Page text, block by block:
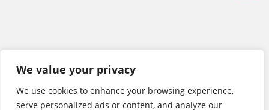
We value your privacy
We use cookies to enhance your browsing experience,
serve personalized ads or content, and analyze our